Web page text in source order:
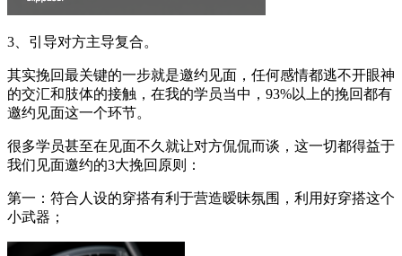
3、引导对方主导复合。
其实挽回最关键的一步就是邀约见面，任何感情都逃不开眼神
的交汇和肢体的接触，在我的学员当中，93%以上的挽回都有
邀约见面这一个环节。
很多学员甚至在见面不久就让对方侃侃而谈，这一切都得益于
我们见面邀约的3大挽回原则：
第一：符合人设的穿搭有利于营造暧昧氛围，利用好穿搭这个
小武器；